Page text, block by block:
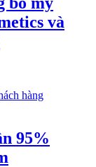
và
95%